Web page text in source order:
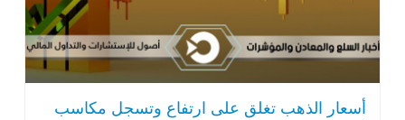
أسعار الذهب تغلق على ارتفاع وتسجل مكاسب